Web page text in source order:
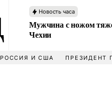
Новость часа
Мужчина с ножом
Чехии
РОССИЯ И США ПРЕЗИДЕНТ